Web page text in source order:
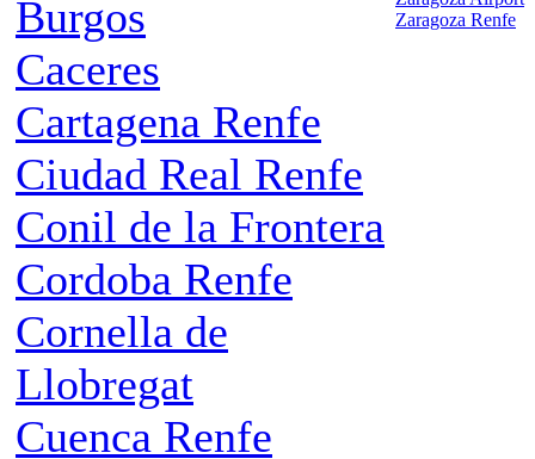
Burgos
Caceres
Cartagena Renfe
Ciudad Real Renfe
Conil de la Frontera
Cordoba Renfe
Cornella de
Llobregat
Cuenca Renfe
Zaragoza Renfe